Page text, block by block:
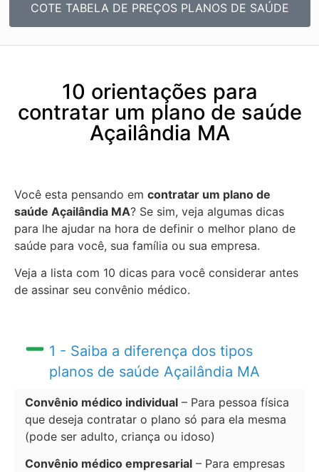
COTE TABELA DE PREÇOS PLANOS DE SAÚDE
10 orientações para
contratar um plano de saúde
Açailândia MA
Você esta pensando em contratar um plano de
saúde Açailândia MA? Se sim, veja algumas dicas
para lhe ajudar na hora de definir o melhor plano de
saúde para você, sua família ou sua empresa.
Veja a lista com 10 dicas para você considerar antes
de assinar seu convênio médico.
1 - Saiba a diferença dos tipos
planos de saúde Açailândia MA
Convênio médico individual – Para pessoa física
que deseja contratar o plano só para ela mesma
(pode ser adulto, criança ou idoso)
Convênio médico empresarial – Para empresas